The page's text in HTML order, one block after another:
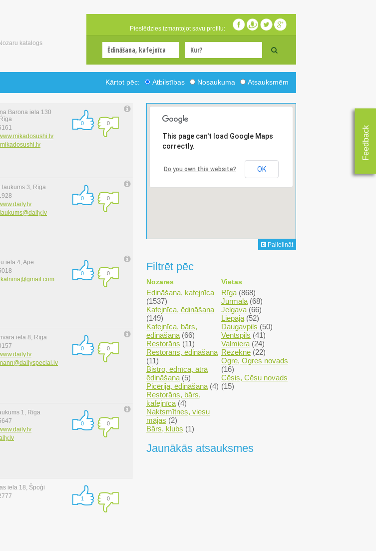
katalogs
Pieslēdzies izmantojot savu profilu:
Feedback
Kārtot pēc: Atbilstības Nosaukuma Atsauksmēm
Barona iela 130
0 0
laukums 3, Rīga
0 0
iela 4, Ape
0 0
iela 8, Rīga
0 0
1, Rīga
0 0
iela 18, Špoģi
1 0
This page can't load Google Maps
correctly.
Do you own this website? OK
Palielināt
Filtrēt pēc
Nozares
Ēdināšana, kafejnīca
(1537)
Kafejnīca, ēdināšana
(149)
Kafejnīca, bārs,
ēdināšana (66)
Restorāns (11)
Restorāns, ēdināšana
(11)
Bistro, ēdnīca, ātrā
ēdināšana (5)
Picērija, ēdināšana (4)
Restorāns, bārs,
kafejnīca (4)
Naktsmītnes, viesu
mājas (2)
Bārs, klubs (1)
Vietas
Rīga (868)
Jūrmala (68)
Jelgava (66)
Liepāja (52)
Daugavpils (50)
Ventspils (41)
Valmiera (24)
Rēzekne (22)
Ogre, Ogres novads
(16)
Cēsis, Cēsu novads
(15)
Jaunākās atsauksmes